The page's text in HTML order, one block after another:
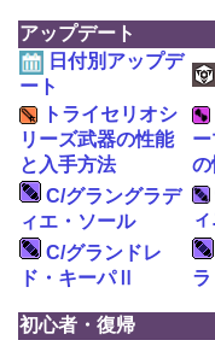
アップデート
日付別アップデ
ート
トライセリオシ
リーズ武器の性能
と入手方法
の
C/グラングラデ
ィエ・ソール
C/グランドレ
ド・キーパⅡ
初心者・復帰